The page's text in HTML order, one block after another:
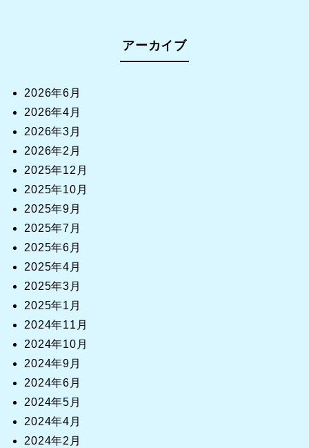
アーカイブ
2026年6月
2026年4月
2026年3月
2026年2月
2025年12月
2025年10月
2025年9月
2025年7月
2025年6月
2025年4月
2025年3月
2025年1月
2024年11月
2024年10月
2024年9月
2024年6月
2024年5月
2024年4月
2024年2月